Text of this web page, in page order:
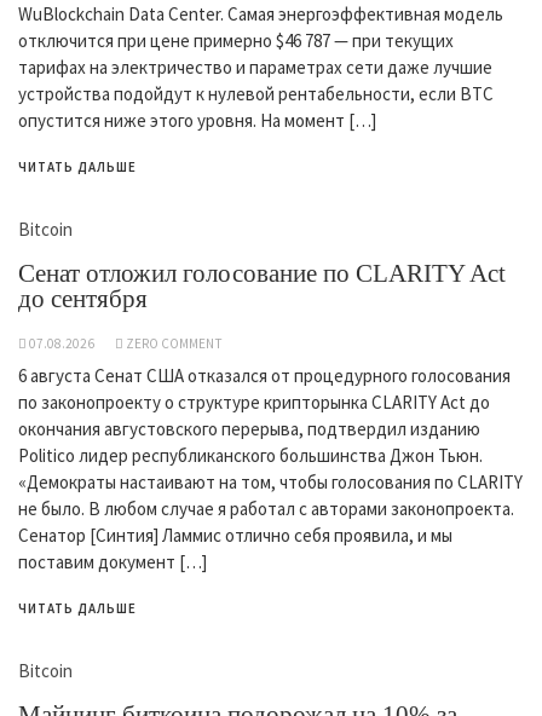
WuBlockchain Data Center. Самая энергоэффективная модель
отключится при цене примерно $46 787 — при текущих
тарифах на электричество и параметрах сети даже лучшие
устройства подойдут к нулевой рентабельности, если BTC
опустится ниже этого уровня. На момент […]
ЧИТАТЬ ДАЛЬШЕ
Bitcoin
Сенат отложил голосование по CLARITY Act
до сентября
07.08.2026 ZERO COMMENT
6 августа Сенат США отказался от процедурного голосования
по законопроекту о структуре крипторынка CLARITY Act до
окончания августовского перерыва, подтвердил изданию
Politico лидер республиканского большинства Джон Тьюн.
«Демократы настаивают на том, чтобы голосования по CLARITY
не было. В любом случае я работал с авторами законопроекта.
Сенатор [Синтия] Ламмис отлично себя проявила, и мы
поставим документ […]
ЧИТАТЬ ДАЛЬШЕ
Bitcoin